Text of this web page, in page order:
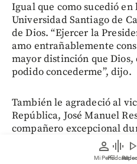
person
Mi Perfil
graphic_eq
Pódcast
play_arrow
Igual que como sucedió
Universidad Santiago de
de Dios. “Ejercer la
amo entrañablemente
mayor distinción que
podido concederme”, dijo.
También le agradeció al
República, José Manuel
compañero excepcional
y estoy convencido de que
fundamental en la